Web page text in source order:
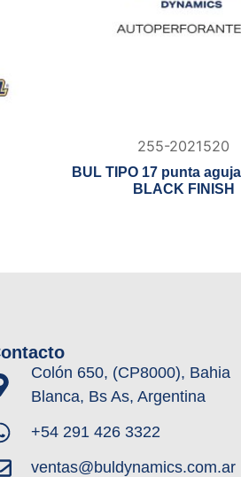
255-2021520
BUL TIPO 17 punta
BLACK FINISH
Colón 650, (CP8000), Bahia
Blanca, Bs As, Argentina
+54 291 426 3322
ventas@buldynamics.com.ar